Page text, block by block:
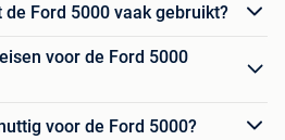
Ford 5000 vaak gebruikt?
voor de Ford 5000
voor de Ford 5000?